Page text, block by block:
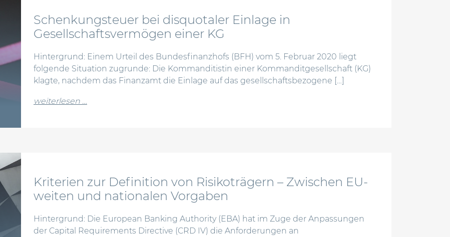
Schenkungsteuer bei disquotaler Einlage in
Gesellschaftsvermögen einer KG
Hintergrund: Einem Urteil des Bundesfinanzhofs (BFH) vom 5. Februar 2020 liegt
folgende Situation zugrunde: Die Kommanditistin einer Kommanditgesellschaft (KG)
klagte, nachdem das Finanzamt die Einlage auf das gesellschaftsbezogene […]
weiterlesen …from schenkungsteuer bei disquotaler einlage in gesellschaftsvermögen einer kg
Kriterien zur Definition von Risikoträgern – Zwischen EU-
weiten und nationalen Vorgaben
Hintergrund: Die European Banking Authority (EBA) hat im Zuge der Anpassungen
der Capital Requirements Directive (CRD IV) die Anforderungen an